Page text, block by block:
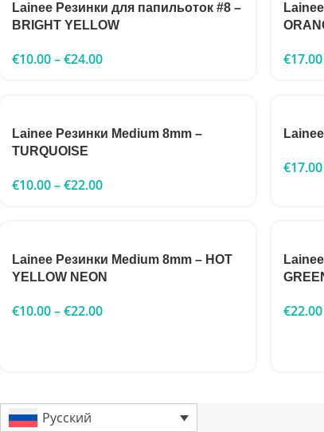
Lainee Резинки для папильоток #8 –
BRIGHT YELLOW
€10.00–€24.00 €17.00
Lainee Резинки Medium 8mm –
TURQUOISE
€10.00–€22.00
€17.00
Lainee Резинки Medium 8mm – HOT
YELLOW NEON
€10.00–€22.00 €22.00
Русский